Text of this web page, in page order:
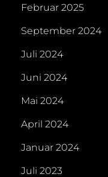
Februar 2025
September 2024
Juli 2024
Juni 2024
Mai 2024
April 2024
Januar 2024
Juli 2023